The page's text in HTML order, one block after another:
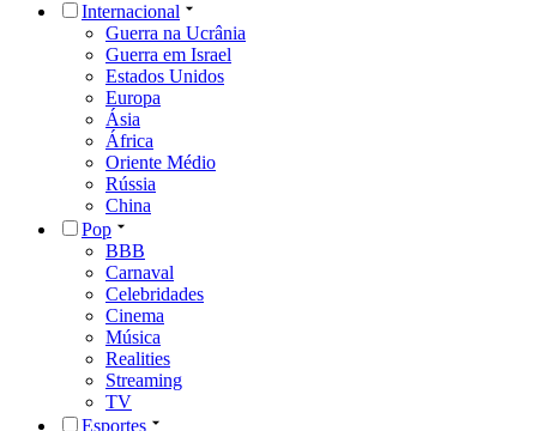
Internacional
Guerra na Ucrânia
Guerra em Israel
Estados Unidos
Europa
Ásia
África
Oriente Médio
Rússia
China
Pop
BBB
Carnaval
Celebridades
Cinema
Música
Realities
Streaming
TV
Esportes